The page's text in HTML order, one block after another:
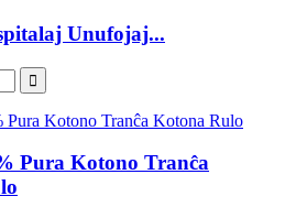
Unufojaj...
Pura Kotono Tranĉa